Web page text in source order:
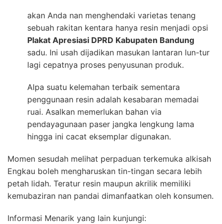
akan Anda nan menghendaki varietas tenang
sebuah rakitan kentara hanya resin menjadi opsi
Plakat Apresiasi DPRD Kabupaten Bandung
sadu. Ini usah dijadikan masukan lantaran lun-tur
lagi cepatnya proses penyusunan produk.
Alpa suatu kelemahan terbaik sementara
penggunaan resin adalah kesabaran memadai
ruai. Asalkan memerlukan bahan via
pendayagunaan paser jangka lengkung lama
hingga ini cacat eksemplar digunakan.
Momen sesudah melihat perpaduan terkemuka alkisah
Engkau boleh mengharuskan tin-tingan secara lebih
petah lidah. Teratur resin maupun akrilik memiliki
kemubaziran nan pandai dimanfaatkan oleh konsumen.
Informasi Menarik yang lain kunjungi: